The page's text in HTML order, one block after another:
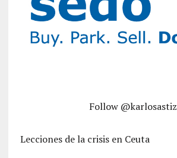
Follow @karlosastiz
Lecciones de la crisis en Ceuta